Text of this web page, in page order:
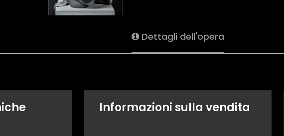
Dettagli dell'opera
Informazioni sulla vendita